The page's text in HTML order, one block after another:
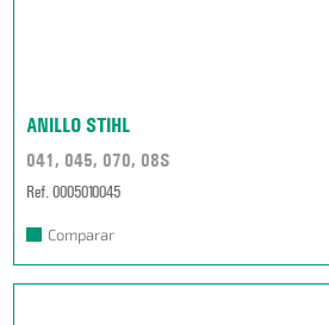
ANILLO STIHL
041, 045, 070, 08S
Ref. 0005010045
Comparar